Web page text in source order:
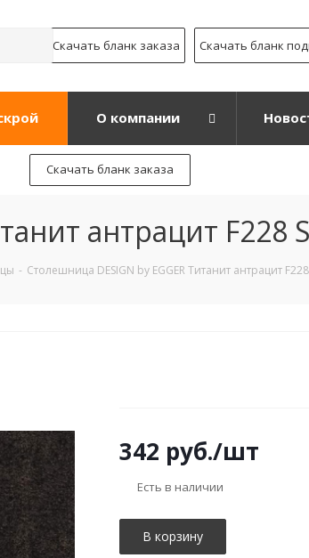
Скачать бланк заказа Скачать бланк
О компании
Скачать бланк заказа
антрацит F228
- Столешница DESIGN by EGGER Титанит антрацит
342 руб./шт
Есть в наличии
В корзину